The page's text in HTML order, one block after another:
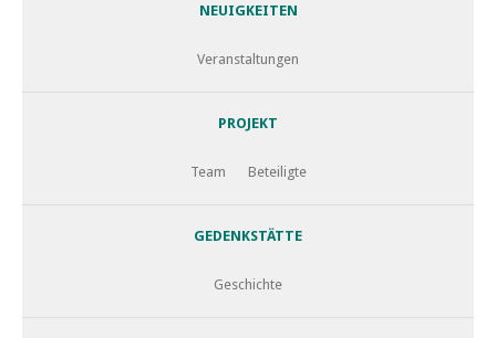
NEUIGKEITEN
Veranstaltungen
PROJEKT
Team Beteiligte
GEDENKSTÄTTE
Geschichte